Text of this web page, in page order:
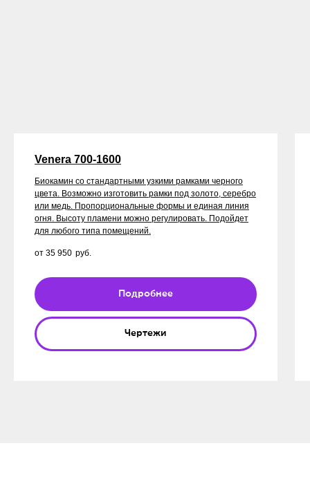
Venera 700-1600
Биокамин со стандартными узкими рамками черного
цвета. Возможно изготовить рамки под золото, серебро
или медь. Пропорциональные формы и единая линия
огня. Высоту пламени можно регулировать. Подойдет
для любого типа помещений.
от 35 950 руб.
Подробнее
Чертежи